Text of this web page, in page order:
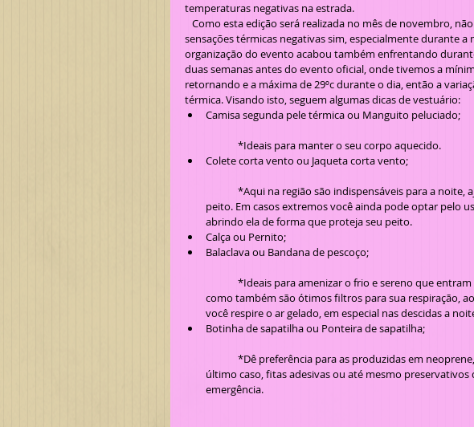
temperaturas negativas na estrada.
sensações térmicas negativas sim, especialmente durante
organização do evento acabou também enfrentando
duas semanas antes do evento oficial, onde tivemos a
retornando e a máxima de 29ºc durante o dia, então a
térmica. Visando isto, seguem algumas dicas de vestuário:
Camisa segunda pele térmica ou Manguito peluciado;
	*Ideais para manter o seu corpo aquecido.
Colete corta vento ou Jaqueta corta vento;
peito. Em casos extremos você ainda pode optar pelo
abrindo ela de forma que proteja seu peito.
Calça ou Pernito;
Balaclava ou Bandana de pescoço;
como também são ótimos filtros para sua respiração,
você respire o ar gelado, em especial nas descidas a
Botinha de sapatilha ou Ponteira de sapatilha;
último caso, fitas adesivas ou até mesmo
emergência.